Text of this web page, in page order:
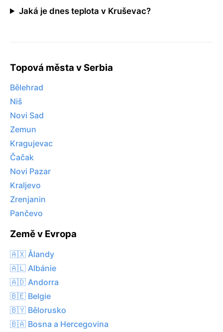
Jaká je dnes teplota v Kruševac?
Topová města v Serbia
Bělehrad
Niš
Novi Sad
Zemun
Kragujevac
Čačak
Novi Pazar
Kraljevo
Zrenjanin
Pančevo
Země v Evropa
🇦🇽 Ålandy
🇦🇱 Albánie
🇦🇩 Andorra
🇧🇪 Belgie
🇧🇾 Bělorusko
🇧🇦 Bosna a Hercegovina